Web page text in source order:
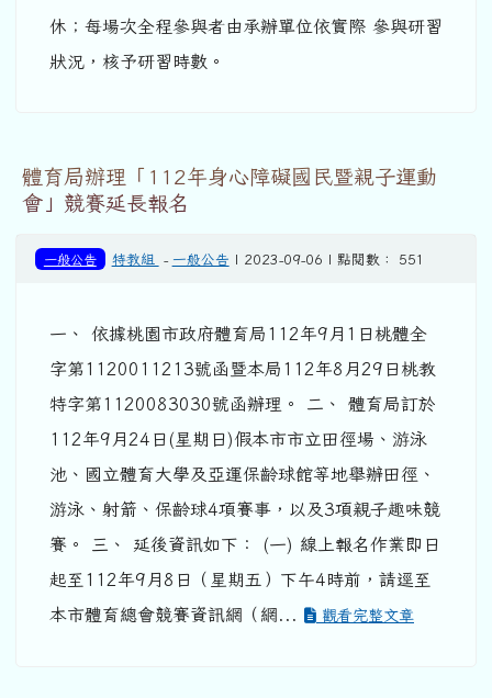
休；每場次全程參與者由承辦單位依實際 參與研習
狀況，核予研習時數。
體育局辦理「112年身心障礙國民暨親子運動
會」競賽延長報名
一般公告 特教組 - 一般公告 | 2023-09-06 | 點閱數： 551
一、 依據桃園市政府體育局112年9月1日桃體全
字第1120011213號函暨本局112年8月29日桃教
特字第1120083030號函辦理。 二、 體育局訂於
112年9月24日(星期日)假本市市立田徑場、游泳
池、國立體育大學及亞運保齡球館等地舉辦田徑、
游泳、射箭、保齡球4項賽事，以及3項親子趣味競
賽。 三、 延後資訊如下： (一) 線上報名作業即日
起至112年9月8日（星期五）下午4時前，請逕至
本市體育總會競賽資訊網（網...
觀看完整文章